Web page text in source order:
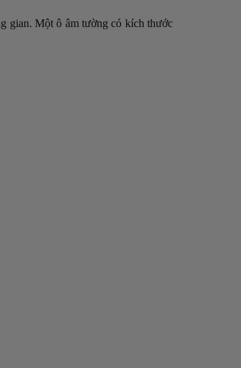
gian. Một ô âm tường có kích thước